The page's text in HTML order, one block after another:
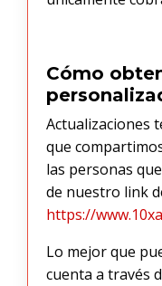
Cómo
Actualizaciones
que
las personas
de nuestro link
https://
Lo mejor que
cuenta a través